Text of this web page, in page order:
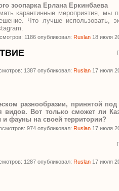
зоопарка Ерлана Еркинбаева
карантинные мероприятия, мы
Что лучше использовать,
1186 опубликовал:Ruslan 18 июля
1387 опубликовал:Ruslan 17 июля
разнообразии, принятой
Вот только сможет ли
фауны на своей территории?
974 опубликовал:Ruslan 17 июля
1287 опубликовал:Ruslan 17 июля